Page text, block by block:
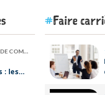
: les
Faire